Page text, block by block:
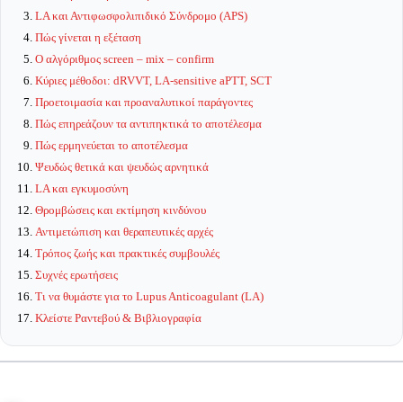
LA και Αντιφωσφολιπιδικό Σύνδρομο (APS)
Πώς γίνεται η εξέταση
Ο αλγόριθμος screen – mix – confirm
Κύριες μέθοδοι: dRVVT, LA-sensitive aPTT, SCT
Προετοιμασία και προαναλυτικοί παράγοντες
Πώς επηρεάζουν τα αντιπηκτικά το αποτέλεσμα
Πώς ερμηνεύεται το αποτέλεσμα
Ψευδώς θετικά και ψευδώς αρνητικά
LA και εγκυμοσύνη
Θρομβώσεις και εκτίμηση κινδύνου
Αντιμετώπιση και θεραπευτικές αρχές
Τρόπος ζωής και πρακτικές συμβουλές
Συχνές ερωτήσεις
Τι να θυμάστε για το Lupus Anticoagulant (LA)
Κλείστε Ραντεβού & Βιβλιογραφία